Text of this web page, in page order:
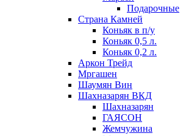
Подарочные
Страна Камней
Коньяк в п/у
Коньяк 0,5 л.
Коньяк 0,2 л.
Аркон Трейд
Мргашен
Шаумян Вин
Шахназарян ВКД
Шахназарян
ГАЯСОН
Жемчужина